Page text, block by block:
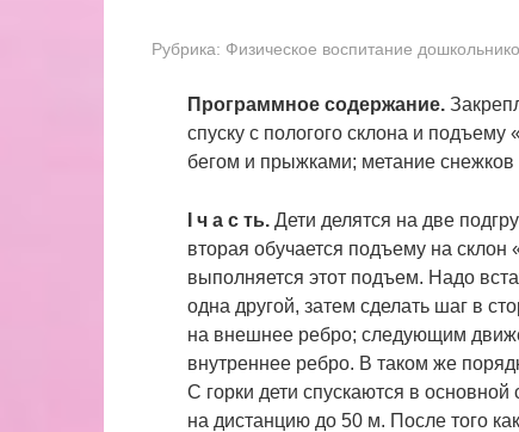
Рубрика: Физическое воспитание
Программное содержание.
спуску с пологого склона и
бегом и прыжками; метание снежков
I ч а с ть. Дети делятся на две
вторая обучается подъему на склон
выполняется этот подъем. Надо
одна другой, затем сделать шаг в
на внешнее ребро; следующим
внутреннее ребро. В таком же
С горки дети спускаются в
на дистанцию до 50 м. После того